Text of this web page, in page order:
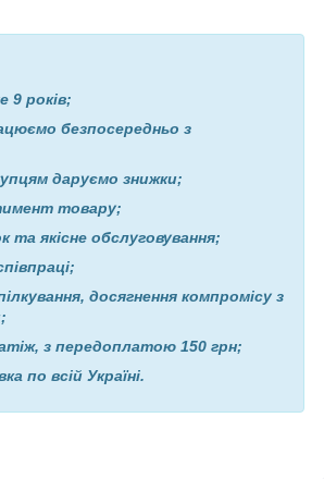
9 років;
безпосередньо з
даруємо знижки;
товару;
та якісне обслуговування;
досягнення компромісу з
з передоплатою 150 грн;
по всій Україні.